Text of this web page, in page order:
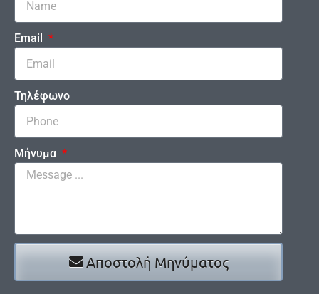
Email
Τηλέφωνο
Μήνυμα
Αποστολή Μηνύματος